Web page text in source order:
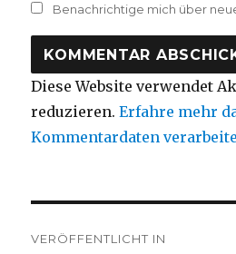
Benachrichtige mich über
Diese Website verwendet
reduzieren.Erfahre mehr
Kommentardaten
VERÖFFENTLICHT IN